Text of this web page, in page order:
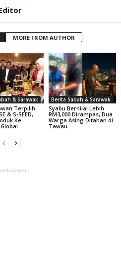
MORE FROM AUTHOR
& Sarawak
Terpilih
& S-SEED,
Ke
Berita Sabah & Sarawak
Syabu Bernilai Lebih
RM3,000 Dirampas, Dua
Warga Asing Ditahan di
Tawau
-